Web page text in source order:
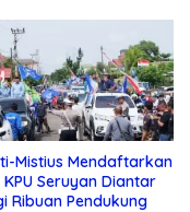
Mistius Mendaftarkan
Seruyan Diantar
Ribuan Pendukung